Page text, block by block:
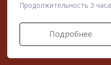
Продолжительность 3 часа
Подробнее